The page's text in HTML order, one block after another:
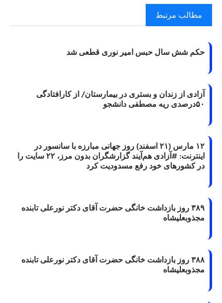
مطالب مرتبط
حکم شش سال حبس امیر نوری قطعی شد
آزادی از زندان و بستری در بیمارستان/ از کارافتادگی
۵۰درصدی ریه مصطفی دانشجو
۱۲ مارس (۲۱ اسفند) روز جهانی مبارزه با سانسور در
اینترنت: #آزادی هم‌آیند گزارشگران‌ بدون مرز، ۲۲ سایت را
در کشورهای خود رفع مسدودیت کرد
۳۸۹ روز بازداشت خانگی حضرت آقای دکتر نورعلی تابنده
مجذوبعلیشاه
۳۸۸ روز بازداشت خانگی حضرت آقای دکتر نورعلی تابنده
مجذوبعلیشاه